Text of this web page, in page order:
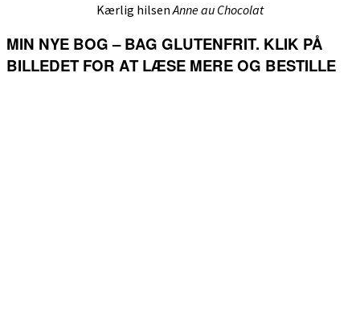
Kærlig hilsenAnne au Chocolat
MIN NYE BOG – BAG GLUTENFRIT. KLIK PÅ
BILLEDET FOR AT LÆSE MERE OG BESTILLE